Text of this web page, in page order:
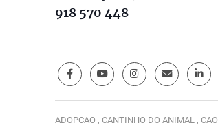
918 570 448
ADOPCAO , CANTINHO DO ANIMAL , CAO